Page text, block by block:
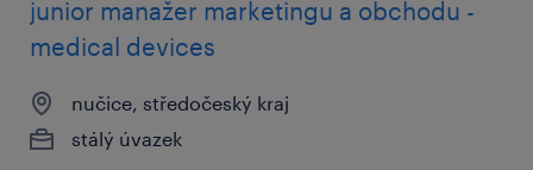
junior manažer marketingu a obchodu -
medical devices
nučice, středočeský kraj
stálý úvazek